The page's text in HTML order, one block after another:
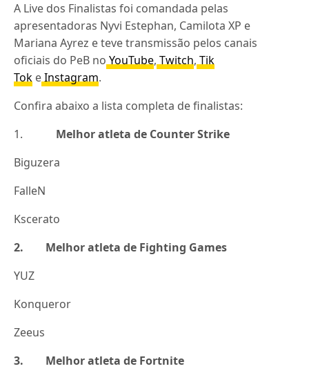
A Live dos Finalistas foi comandada pelas
apresentadoras Nyvi Estephan, Camilota XP e
Mariana Ayrez e teve transmissão pelos canais
oficiais do PeB no YouTube, Twitch, Tik
Tok eInstagram.
Confira abaixo a lista completa de finalistas:
1. Melhor atleta de Counter Strike
Biguzera
FalleN
Kscerato
2. Melhor atleta de Fighting Games
YUZ
Konqueror
Zeeus
3. Melhor atleta de Fortnite